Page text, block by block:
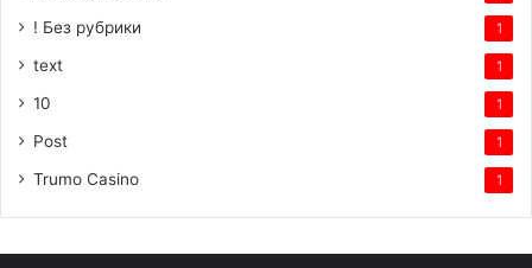
! Без рубрики 1
text 1
10 1
Post 1
Trumo Casino 1